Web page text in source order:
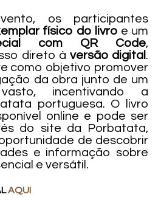
os participantes
físico do livro e um
com QR Code,
direto à versão digital .
como objetivo promover
da obra junto de um
incentivando a
portuguesa. O livro
online e pode ser
do site da Porbatata,
de descobrir
e informação sobre
e versátil.
AQUI